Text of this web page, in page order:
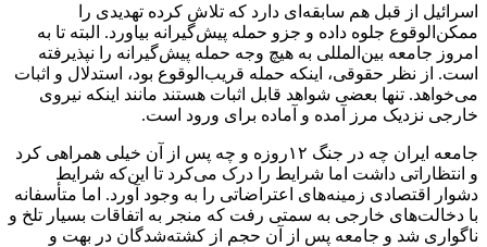
اسرائیل از قبل هم سابقه‌ای دارد که تلاش کرده تهدیدی را
ممکن‌الوقوع جلوه داده و جزو حمله پیش‌گیرانه بیاورد. البته تا به
امروز جامعه بین‌المللی به هیچ وجه حمله پیش‌گیرانه را نپذیرفته
است. از نظر حقوقی، اینکه حمله قریب‌الوقوع بود، استدلال و اثبات
می‌خواهد. تنها بعضی شواهد قابل اثبات هستند مانند اینکه نیروی
خارجی نزدیک مرز آمده و آماده برای ورود است.
جامعه ایران چه در جنگ ۱۲روزه و چه پس از آن خیلی همراهی کرد
و انتظاراتی داشت اما شرایط را درک می‌کرد تا این‌که شرایط
دشوار اقتصادی زمینه‌های اعتراضاتی را به وجود آورد. اما متأسفانه
با دخالت‌های خارجی به سمتی رفت که منجر به اتفاقات بسیار تلخ و
ناگواری شد و جامعه پس از آن حجم از کشته‌شدگان در بهت و